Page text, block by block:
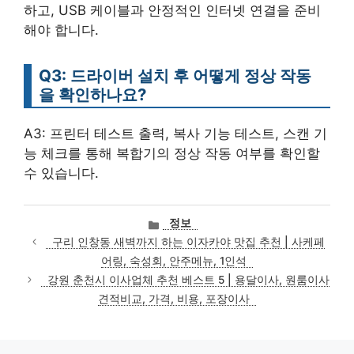
하고, USB 케이블과 안정적인 인터넷 연결을 준비
해야 합니다.
Q3: 드라이버 설치 후 어떻게 정상 작동
을 확인하나요?
A3: 프린터 테스트 출력, 복사 기능 테스트, 스캔 기
능 체크를 통해 복합기의 정상 작동 여부를 확인할
수 있습니다.
카
테
고
리
정보
구리 인창동 새벽까지 하는 이자카야 맛집 추천 | 사케페
어링, 숙성회, 안주메뉴, 1인석
강원 춘천시 이사업체 추천 베스트 5 | 용달이사, 원룸이사
견적비교, 가격, 비용, 포장이사